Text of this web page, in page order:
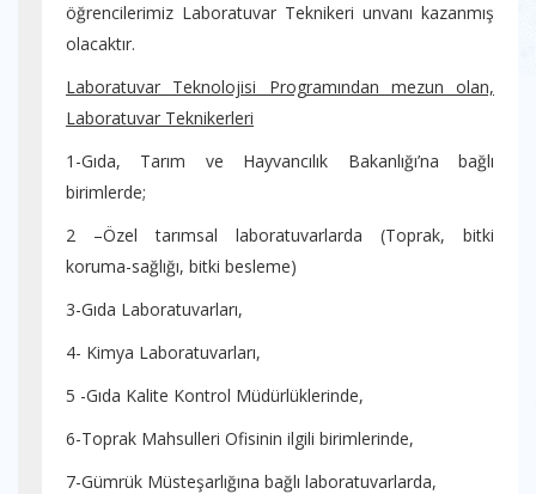
öğrencilerimiz Laboratuvar Teknikeri unvanı kazanmış
olacaktır.
Laboratuvar Teknolojisi Programından mezun olan,
Laboratuvar Teknikerleri
1-Gıda, Tarım ve Hayvancılık Bakanlığı’na bağlı
birimlerde;
2 –Özel tarımsal laboratuvarlarda (Toprak, bitki
koruma-sağlığı, bitki besleme)
3-Gıda Laboratuvarları,
4- Kimya Laboratuvarları,
5 -Gıda Kalite Kontrol Müdürlüklerinde,
6-Toprak Mahsulleri Ofisinin ilgili birimlerinde,
7-Gümrük Müsteşarlığına bağlı laboratuvarlarda,